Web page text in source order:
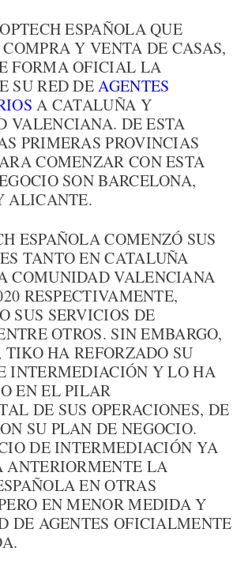
ESPAÑOLA QUE
Y VENTA DE CASAS,
FORMA OFICIAL LA
SU RED DEAGENTES
A CATALUÑA Y
VALENCIANA. DE ESTA
PRIMERAS PROVINCIAS
COMENZAR CON ESTA
SON BARCELONA,
ALICANTE.
ESPAÑOLA COMENZÓ SUS
TANTO EN CATALUÑA
COMUNIDAD VALENCIANA
RESPECTIVAMENTE,
SUS SERVICIOS DE
OTROS. SIN EMBARGO,
TIKO HA REFORZADO SU
INTERMEDIACIÓN Y LO HA
EN EL PILAR
DE SUS OPERACIONES, DE
SU PLAN DE NEGOCIO.
DE INTERMEDIACIÓN YA
ANTERIORMENTE LA
EN OTRAS
EN MENOR MEDIDA Y
DE AGENTES OFICIALMENTE